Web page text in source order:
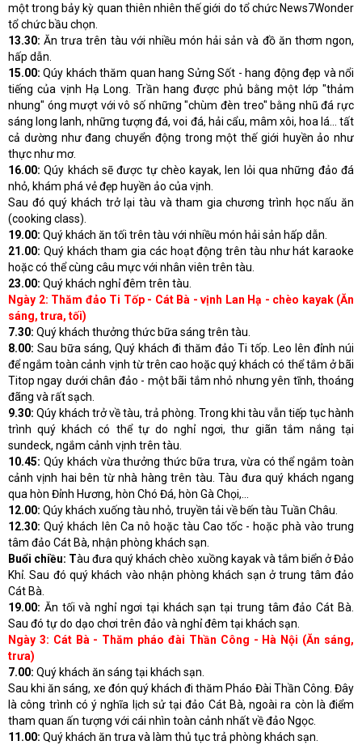
một trong bảy kỳ quan thiên nhiên thế giới do tổ chức News7Wonder
tổ chức bầu chọn.
13.30:Ăn trưa trên tàu với nhiều món hải sản và đồ ăn thơm ngon,
hấp dẫn.
15.00:Qúy khách thăm quan hang Sửng Sốt - hang động đẹp và nổi
tiếng của vịnh Hạ Long. Trần hang được phủ bằng một lớp "thảm
nhung" óng mượt với vô số những "chùm đèn treo" bằng nhũ đá rực
sáng long lanh, những tượng đá, voi đá, hải cẩu, mâm xôi, hoa lá... tất
cả dường như đang chuyển động trong một thế giới huyền ảo như
thực như mơ.
16.00:Qúy khách sẽ được tự chèo kayak, len lỏi qua những đảo đá
nhỏ, khám phá vẻ đẹp huyền ảo của vịnh.
Sau đó quý khách trở lại tàu và tham gia chương trình học nấu ăn
(cooking class).
19.00: Quý khách ăn tối trên tàu với nhiều món hải sản hấp dẫn.
21.00: Quý khách tham gia các hoạt động trên tàu như hát karaoke
hoặc có thể cùng câu mực với nhân viên trên tàu.
23.00: Quý khách nghỉ đêm trên tàu.
Ngày 2: Thăm đảo Ti Tốp - Cát Bà - vịnh Lan Hạ - chèo kayak (Ăn
sáng, trưa, tối)
7.30: Quý khách thưởng thức bữa sáng trên tàu.
8.00: Sau bữa sáng, Quý khách đi thăm đảo Ti tốp. Leo lên đỉnh núi
để ngắm toàn cảnh vịnh từ trên cao hoặc quý khách có thể tắm ở bãi
Titop ngay dưới chân đảo - một bãi tắm nhỏ nhưng yên tĩnh, thoáng
đãng và rất sạch.
9.30: Qúy khách trở về tàu, trả phòng. Trong khi tàu vẫn tiếp tục hành
trình quý khách có thể tự do nghỉ ngơi, thư giãn tắm nắng tại
sundeck, ngắm cảnh vịnh trên tàu.
10.45: Qúy khách vừa thưởng thức bữa trưa, vừa có thể ngắm toàn
cảnh vịnh hai bên từ nhà hàng trên tàu. Tàu đưa quý khách ngang
qua hòn Đỉnh Hương, hòn Chó Đá, hòn Gà Chọi,...
12.00: Qúy khách xuống tàu nhỏ, truyền tải về bến tàu Tuần Châu.
12.30:Quý khách lên Ca nô hoặc tàu Cao tốc - hoặc phà vào trung
tâm đảo Cát Bà, nhận phòng khách sạn.
Buổi chiều: Tàu đưa quý khách chèo xuồng kayak và tắm biển ở Đảo
Khỉ. Sau đó quý khách vào nhận phòng khách sạn ở trung tâm đảo
Cát Bà.
19.00: Ăn tối và nghỉ ngơi tại khách sạn tại trung tâm đảo Cát Bà.
Sau đó tự do dạo chơi trên đảo và nghỉ đêm tại khách sạn.
Ngày 3: Cát Bà - Thăm pháo đài Thần Công - Hà Nội (Ăn sáng,
trưa)
7.00: Quý khách ăn sáng tại khách sạn.
Sau khi ăn sáng, xe đón quý khách đi thăm Pháo Đài Thần Công. Đây
là công trình có ý nghĩa lịch sử tại đảo Cát Bà, ngoài ra còn là điểm
tham quan ấn tượng với cái nhìn toàn cảnh nhất về đảo Ngọc.
11.00: Quý khách ăn trưa và làm thủ tục trả phòng khách sạn.